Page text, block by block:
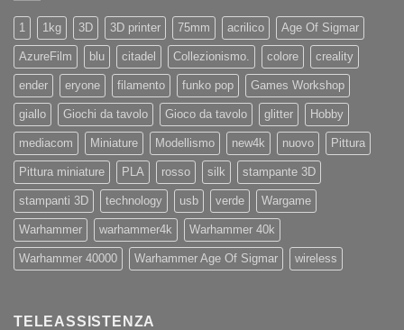
1 1kg 3D 3D printer 75mm acrilico Age Of Sigmar
AzureFilm blu citadel Collezionismo. colore creality
ender eryone filamento funko pop Games Workshop
giallo Giochi da tavolo Gioco da tavolo glitter Hobby
mediacom Miniature Modellismo new4k nuovo Pittura
Pittura miniature PLA rosso silk stampante 3D
stampanti 3D technology usb verde Wargame
Warhammer warhammer4k Warhammer 40k
Warhammer 40000 Warhammer Age Of Sigmar wireless
TELEASSISTENZA